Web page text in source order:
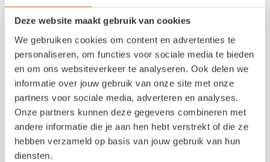
Deze website maakt gebruik van cookies
We gebruiken cookies om content en advertenties te
personaliseren, om functies voor sociale media te bieden
en om ons websiteverkeer te analyseren. Ook delen we
informatie over jouw gebruik van onze site met onze
partners voor sociale media, adverteren en analyses.
Onze partners kunnen deze gegevens combineren met
andere informatie die je aan hen hebt verstrekt of die ze
hebben verzameld op basis van jouw gebruik van hun
diensten.
en/of voorraadbeheer. Bekijk nu welk
pakket bij jouw bedrijf past.
Bekijk meer
Aan dit artikel kunnen geen rechten worden ontleend. De
inhoud is met de grootste zorg samengesteld.